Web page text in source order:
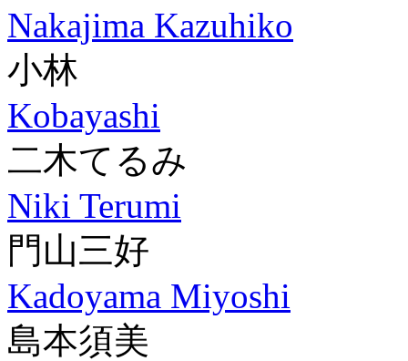
Nakajima Kazuhiko
小林
Kobayashi
二木てるみ
Niki Terumi
門山三好
Kadoyama Miyoshi
島本須美